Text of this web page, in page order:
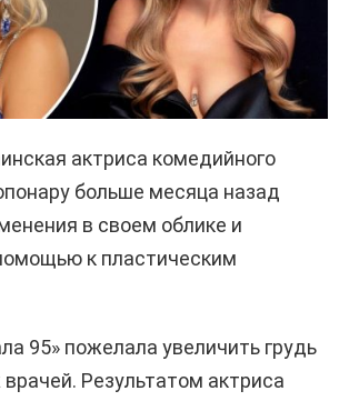
актриса комедийного
больше месяца назад
в своем облике и
к пластическим
95» пожелала увеличить грудь
Результатом актриса